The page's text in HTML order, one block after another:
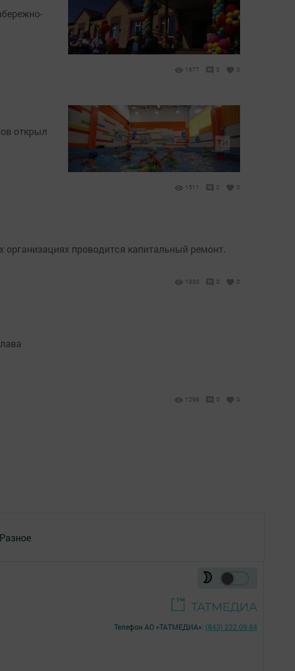
1677 0 0
открыл
1511 0 0
проводится капитальный ремонт.
1830 0 0
1296 0 0
Разное
Телефон АО «ТАТМЕДИА»: (843) 222 09 84